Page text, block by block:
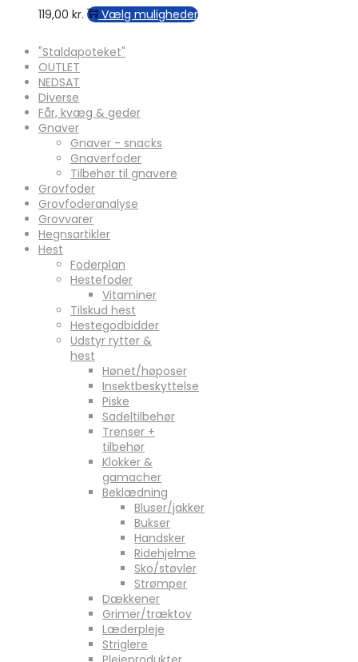
119,00 kr. Vælg mulighederDette
"Staldapoteket"
OUTLET
NEDSAT
Diverse
Får, kvæg & geder
Gnaver
Gnaver - snacks
Gnaverfoder
Tilbehør til gnavere
Grovfoder
Grovfoderanalyse
Grovvarer
Hegnsartikler
Hest
Foderplan
Hestefoder
Vitaminer
Tilskud hest
Hestegodbidder
Udstyr rytter &
hest
Hønet/høposer
Insektbeskyttelse
Piske
Sadeltilbehør
Trenser +
tilbehør
Klokker &
gamacher
Beklædning
Bluser/jakker
Bukser
Handsker
Ridehjelme
Sko/støvler
Strømper
Dækkener
Grimer/træktov
Læderpleje
Striglere